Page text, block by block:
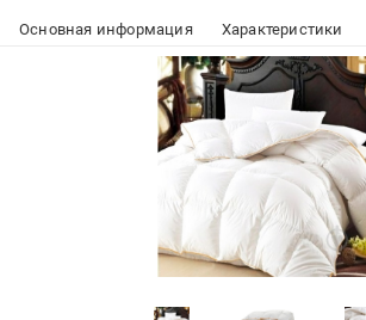
Основная информация Характеристики